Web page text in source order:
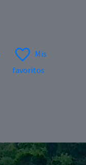
Mis
favoritos